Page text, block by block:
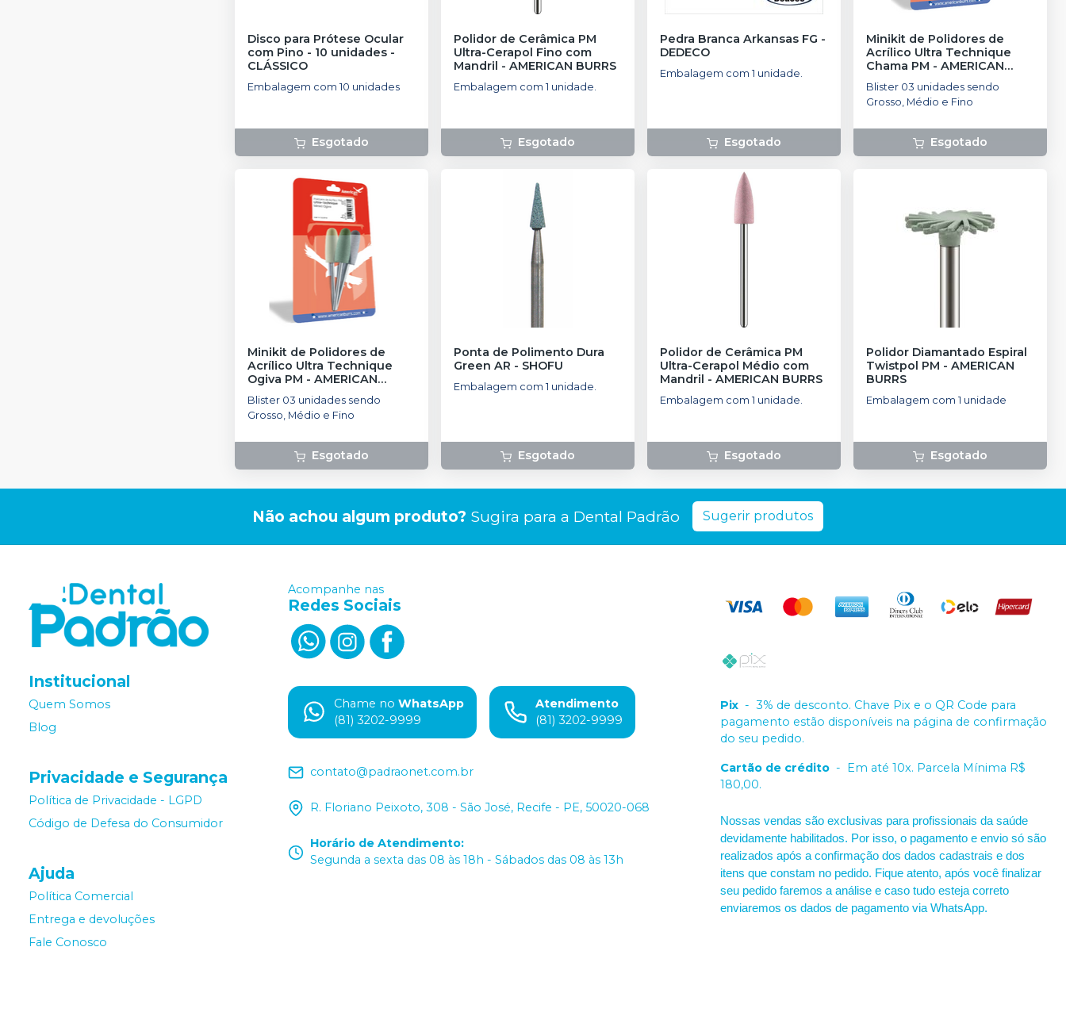
Disco para Prótese Ocular
com Pino - 10 unidades -
CLÁSSICO
Embalagem com 10 unidades
Esgotado
Polidor de Cerâmica PM
Ultra-Cerapol Fino com
Mandril - AMERICAN BURRS
Embalagem com 1 unidade.
Esgotado
Pedra Branca Arkansas FG -
DEDECO
Embalagem com 1 unidade.
Esgotado
Minikit de Polidores de
Acrílico Ultra Technique
Chama PM - AMERICAN
BURRS
Blister 03 unidades sendo
Grosso, Médio e Fino
Esgotado
Minikit de Polidores de
Acrílico Ultra Technique
Ogiva PM - AMERICAN
BURRS
Blister 03 unidades sendo
Grosso, Médio e Fino
Esgotado
Ponta de Polimento Dura
Green AR - SHOFU
Embalagem com 1 unidade.
Esgotado
Polidor de Cerâmica PM
Ultra-Cerapol Médio com
Mandril - AMERICAN BURRS
Embalagem com 1 unidade.
Esgotado
Polidor Diamantado Espiral
Twistpol PM - AMERICAN
BURRS
Embalagem com 1 unidade
Esgotado
Não achou algum produto? Sugira para a Dental Padrão Sugerir produtos
Institucional
Quem Somos
Blog
Privacidade e Segurança
Política de Privacidade - LGPD
Código de Defesa do Consumidor
Ajuda
Política Comercial
Entrega e devoluções
Fale Conosco
Acompanhe nas
Redes Sociais
Chame no WhatsApp
(81) 3202-9999
Atendimento
(81) 3202-9999
contato@padraonet.com.br
R. Floriano Peixoto, 308 - São José, Recife - PE, 50020-068
Horário de Atendimento:
Segunda a sexta das 08 às 18h - Sábados das 08 às 13h
Pix - 3% de desconto. Chave Pix e o QR Code para
pagamento estão disponíveis na página de confirmação
do seu pedido.
Cartão de crédito -
Em até 10x. Parcela Mínima R$
180,00.
Nossas vendas são exclusivas para profissionais da saúde
devidamente habilitados. Por isso, o pagamento e envio só são
realizados após a confirmação dos dados cadastrais e dos
itens que constam no pedido. Fique atento, após você finalizar
seu pedido faremos a análise e caso tudo esteja correto
enviaremos os dados de pagamento via WhatsApp.